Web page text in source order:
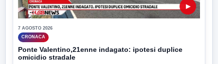
▶
7 AGOSTO 2026
CRONACA
Ponte Valentino,21enne indagato: ipotesi duplice
omicidio stradale